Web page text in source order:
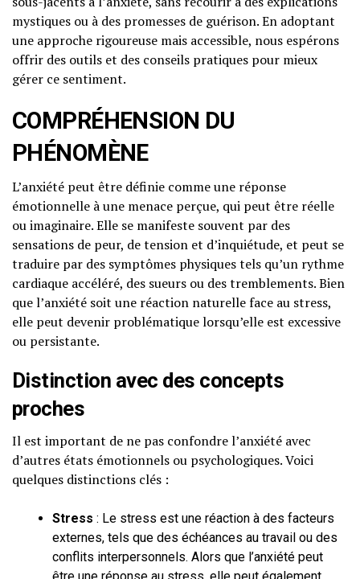
mystiques ou à des promesses de guérison. En adoptant
une approche rigoureuse mais accessible, nous espérons
offrir des outils et des conseils pratiques pour mieux
gérer ce sentiment.
COMPRÉHENSION DU
PHÉNOMÈNE
L’anxiété peut être définie comme une réponse
émotionnelle à une menace perçue, qui peut être réelle
ou imaginaire. Elle se manifeste souvent par des
sensations de peur, de tension et d’inquiétude, et peut se
traduire par des symptômes physiques tels qu’un rythme
cardiaque accéléré, des sueurs ou des tremblements. Bien
que l’anxiété soit une réaction naturelle face au stress,
elle peut devenir problématique lorsqu’elle est excessive
ou persistante.
Distinction avec des concepts
proches
Il est important de ne pas confondre l’anxiété avec
d’autres états émotionnels ou psychologiques. Voici
quelques distinctions clés :
Stress : Le stress est une réaction à des facteurs
externes, tels que des échéances au travail ou des
conflits interpersonnels. Alors que l’anxiété peut